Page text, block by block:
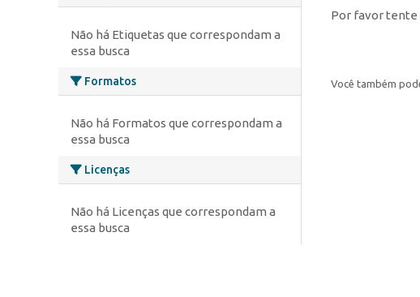
Não há Etiquetas que correspondam a
essa busca
Formatos
Não há Formatos que correspondam a
essa busca
Licenças
Não há Licenças que correspondam a
essa busca
Por favor tente
Você também